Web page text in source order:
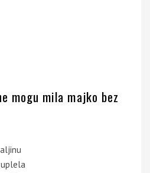
mogu mila majko bez